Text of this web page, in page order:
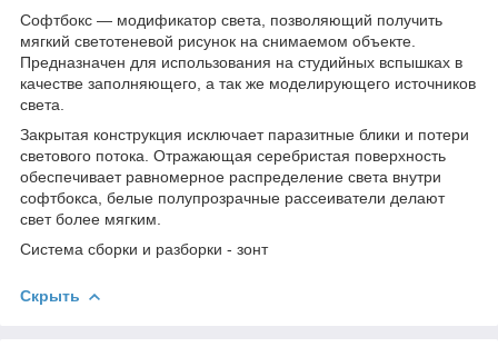
Софтбокс — модификатор света, позволяющий получить
мягкий светотеневой рисунок на снимаемом объекте.
Предназначен для использования на студийных вспышках в
качестве заполняющего, а так же моделирующего источников
света.
Закрытая конструкция исключает паразитные блики и потери
светового потока. Отражающая серебристая поверхность
обеспечивает равномерное распределение света внутри
софтбокса, белые полупрозрачные рассеиватели делают
свет более мягким.
Система сборки и разборки - зонт
Скрыть